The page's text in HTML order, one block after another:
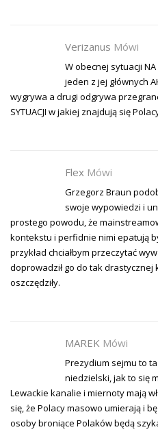
Verizanus Mówi
W obecnej sytuacji NA
jeden z jej głównych
wygrywa a drugi odgrywa
SYTUACJI w jakiej znajdują się
Flex Mówi
Grzegorz Braun
swoje wypowiedzi i
prostego powodu, że
kontekstu i perfidnie nimi epatują
przykład chciałbym przeczytać
doprowadził go do tak drastycznej
oszczędziły.
MAREK Mówi
Prezydium sejmu to
niedzielski, jak to się
Lewackie kanalie i miernoty mają
się, że Polacy masowo umierają i
osoby broniące Polaków będą